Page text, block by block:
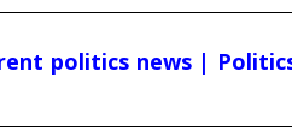
politics news |